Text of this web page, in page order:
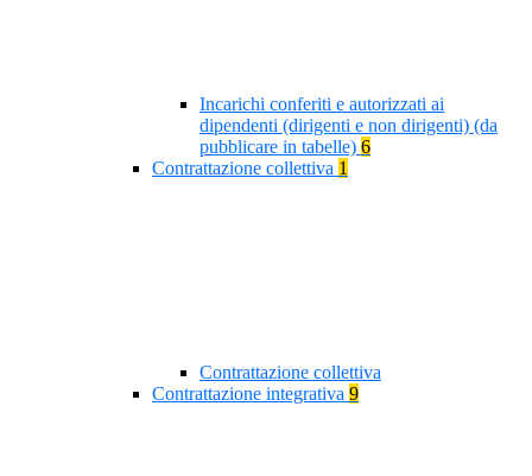
Incarichi conferiti e autorizzati ai
dipendenti (dirigenti e non dirigenti) (da
pubblicare in tabelle) 6
Contrattazione collettiva 1
Contrattazione collettiva
Contrattazione integrativa 9